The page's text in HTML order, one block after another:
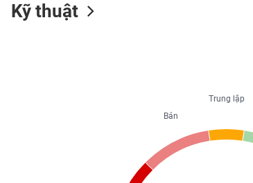
Kỹ thuật
Trung lập
Bán
SINH